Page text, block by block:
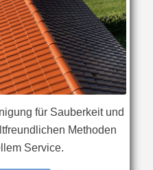
für Sauberkeit und
Methoden
Service.